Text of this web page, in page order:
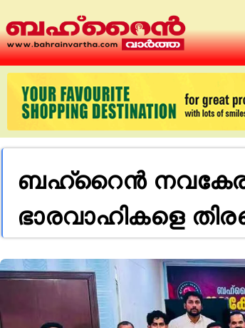
ബഹ്‌റൈൻ നവകേരള
ഭാരവാഹികളെ